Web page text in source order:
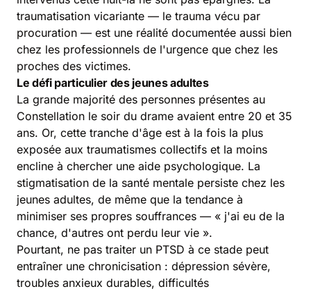
traumatisation vicariante — le trauma vécu par
procuration — est une réalité documentée aussi bien
chez les professionnels de l'urgence que chez les
proches des victimes.
Le défi particulier des jeunes adultes
La grande majorité des personnes présentes au
Constellation le soir du drame avaient entre 20 et 35
ans. Or, cette tranche d'âge est à la fois la plus
exposée aux traumatismes collectifs et la moins
encline à chercher une aide psychologique. La
stigmatisation de la santé mentale persiste chez les
jeunes adultes, de même que la tendance à
minimiser ses propres souffrances — « j'ai eu de la
chance, d'autres ont perdu leur vie ».
Pourtant, ne pas traiter un PTSD à ce stade peut
entraîner une chronicisation : dépression sévère,
troubles anxieux durables, difficultés